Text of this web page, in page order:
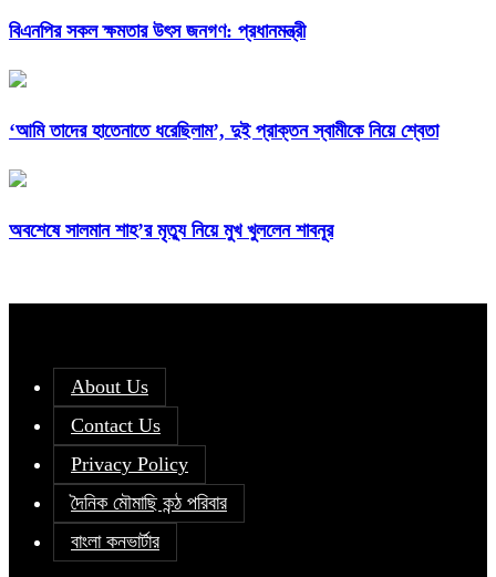
বিএনপির সকল ক্ষমতার উৎস জনগণ: প্রধানমন্ত্রী
‘আমি তাদের হাতেনাতে ধরেছিলাম’, দুই প্রাক্তন স্বামীকে নিয়ে শ্বেতা
অবশেষে সালমান শাহ’র মৃত্যু নিয়ে মুখ খুললেন শাবনূর
About Us
Contact Us
Privacy Policy
দৈনিক মৌমাছি কন্ঠ পরিবার
বাংলা কনভার্টার